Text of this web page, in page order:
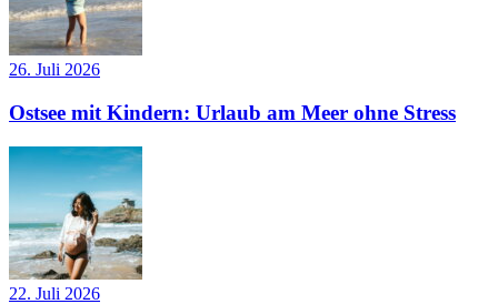
26. Juli 2026
Ostsee mit Kindern: Urlaub am Meer ohne Stress
22. Juli 2026